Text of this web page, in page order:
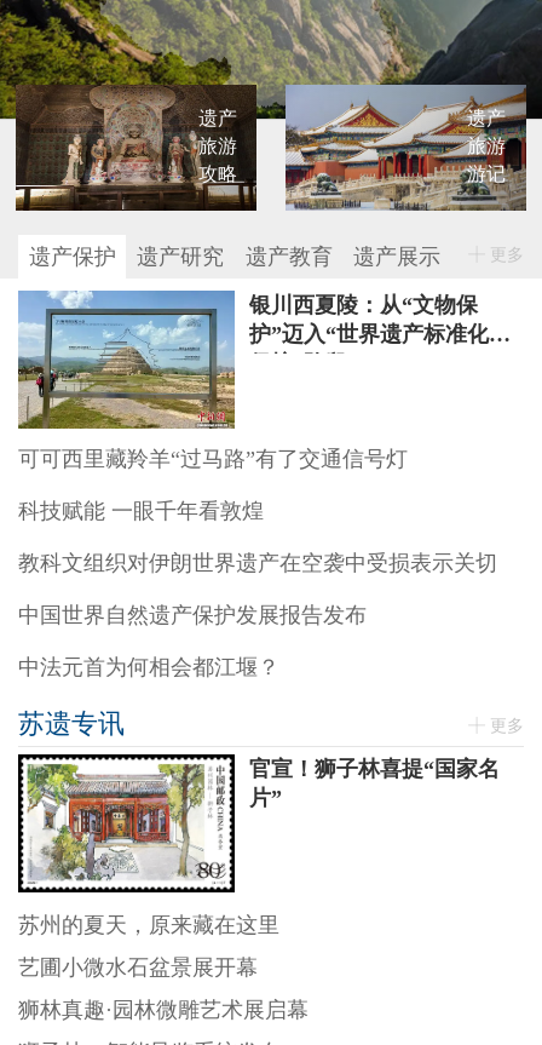
遗产
旅游
攻略
遗产
旅游
游记
遗产保护 遗产研究 遗产教育 遗产展示 更多
银川西夏陵：从“文物保
护”迈入“世界遗产标准化
可可西里藏羚羊“过马路”有了交通信号灯
科技赋能 一眼千年看敦煌
教科文组织对伊朗世界遗产在空袭中受损表示关切
中国世界自然遗产保护发展报告发布
中法元首为何相会都江堰？
苏遗专讯 更多
官宣！狮子林喜提“国家名
片”
苏州的夏天，原来藏在这里
艺圃小微水石盆景展开幕
狮林真趣·园林微雕艺术展启幕